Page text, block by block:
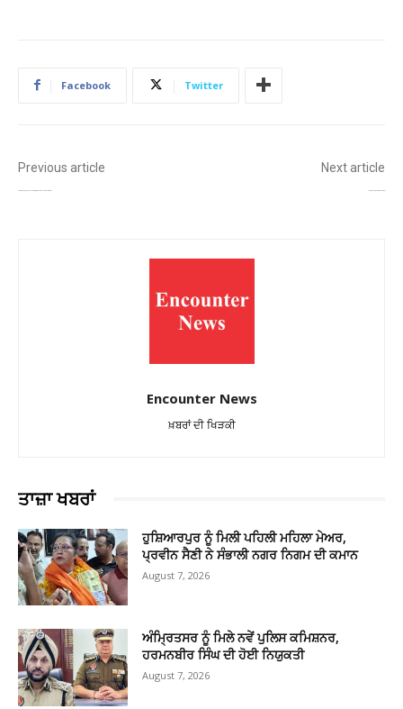
Facebook Twitter
Previous article Next article
Encounter News
ਖ਼ਬਰਾਂ ਦੀ ਖਿੜਕੀ
ਤਾਜ਼ਾ ਖਬਰਾਂ
ਹੁਸ਼ਿਆਰਪੁਰ ਨੂੰ ਮਿਲੀ ਪਹਿਲੀ ਮਹਿਲਾ ਮੇਅਰ,
ਪ੍ਰਵੀਨ ਸੈਣੀ ਨੇ ਸੰਭਾਲੀ ਨਗਰ ਨਿਗਮ ਦੀ ਕਮਾਨ
August 7, 2026
ਅੰਮ੍ਰਿਤਸਰ ਨੂੰ ਮਿਲੇ ਨਵੇਂ ਪੁਲਿਸ ਕਮਿਸ਼ਨਰ,
ਹਰਮਨਬੀਰ ਸਿੰਘ ਦੀ ਹੋਈ ਨਿਯੁਕਤੀ
August 7, 2026